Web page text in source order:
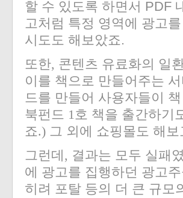
할 수 있도록 하면서 PDF
고처럼 특정 영역에 광고
시도도 해보았죠.
또한, 콘텐츠 유료화의 일
이를 책으로 만들어주는
드를 만들어 사용자들이
북펀드 1호 책을 출간하기
죠.) 그 외에 쇼핑몰도 해보
그런데, 결과는 모두 실패
에 광고를 집행하던 광고
히려 포탈 등의 더 큰 규모